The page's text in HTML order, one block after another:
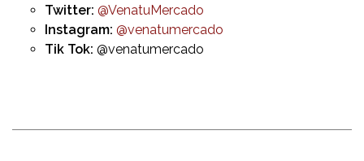
Twitter: @VenatuMercado
Instagram: @venatumercado
Tik Tok: @venatumercado